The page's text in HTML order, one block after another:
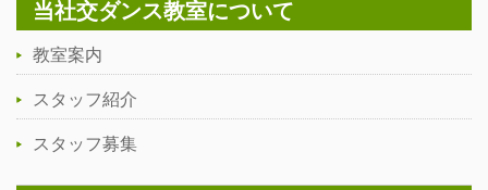
当社交ダンス教室について
教室案内
スタッフ紹介
スタッフ募集